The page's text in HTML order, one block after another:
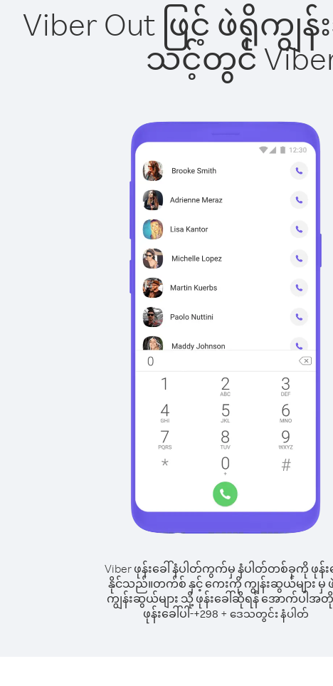
Viber Out ဖြင့် ဖဲရိုက
သင့်တွင်
Viber ဖုန်းခေါ်နံပါတ်ကွက်မှ နံပါတ်တစ်ခုကို ဖုန်းခ
နိုင်သည်။တက်စ် နှင့် ကေးကို ကျွန်းဆွယ်များ မှ
ကျွန်းဆွယ်များ သို့ ဖုန်းခေါ်ဆိုရန် အောက်ပါအတို
ဖုန်းခေါ်ပါ-+298 + ဒေသတွင်း နံပါတ်